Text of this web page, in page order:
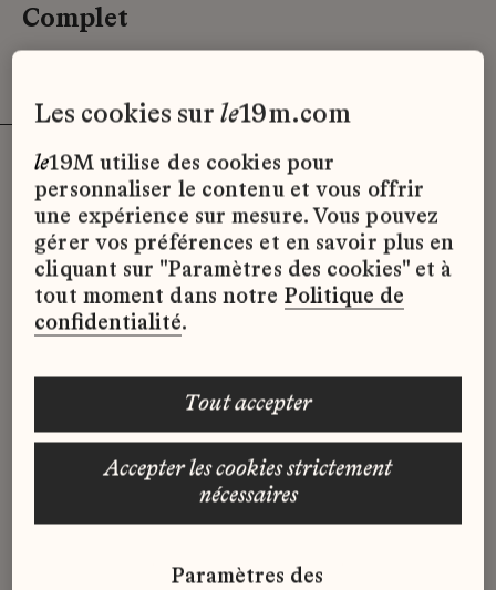
Complet
leMarché
les cookies surle19m.com
le19M utilise des cookies pour
personnaliser le contenu et vous offrir
une expérience sur mesure. Vous pouvez
gérer vos préférences et en savoir plus en
cliquant sur "Paramètres des cookies" et à
tout moment dans notre Politique de
confidentialité.
accepter les cookies strictement
nécessaires
tout accepter
Paramètres des